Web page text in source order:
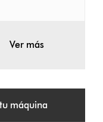
Ver más
máquina